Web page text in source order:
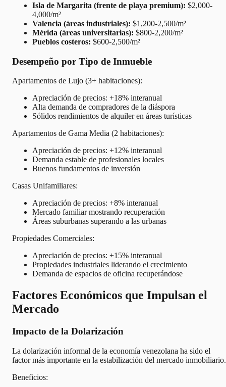
Isla de Margarita (frente de playa premium): $2,000-
4,000/m²
Valencia (áreas industriales): $1,200-2,500/m²
Mérida (áreas universitarias): $800-2,200/m²
Pueblos costeros: $600-2,500/m²
Desempeño por Tipo de Inmueble
Apartamentos de Lujo (3+ habitaciones):
Apreciación de precios: +18% interanual
Alta demanda de compradores de la diáspora
Sólidos rendimientos de alquiler en áreas turísticas
Apartamentos de Gama Media (2 habitaciones):
Apreciación de precios: +12% interanual
Demanda estable de profesionales locales
Buenos fundamentos de inversión
Casas Unifamiliares:
Apreciación de precios: +8% interanual
Mercado familiar mostrando recuperación
Áreas suburbanas superando a las urbanas
Propiedades Comerciales:
Apreciación de precios: +15% interanual
Propiedades industriales liderando el crecimiento
Demanda de espacios de oficina recuperándose
Factores Económicos que Impulsan el
Mercado
Impacto de la Dolarización
La dolarización informal de la economía venezolana ha sido el
factor más importante en la estabilización del mercado inmobiliario.
Beneficios: